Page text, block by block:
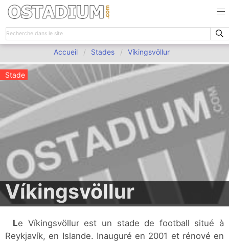
Accueil Stades Víkingsvöllur
Stade
Víkingsvöllur
Le Víkingsvöllur est un stade de football situé à
Reykjavík, en Islande. Inauguré en 2001 et rénové en